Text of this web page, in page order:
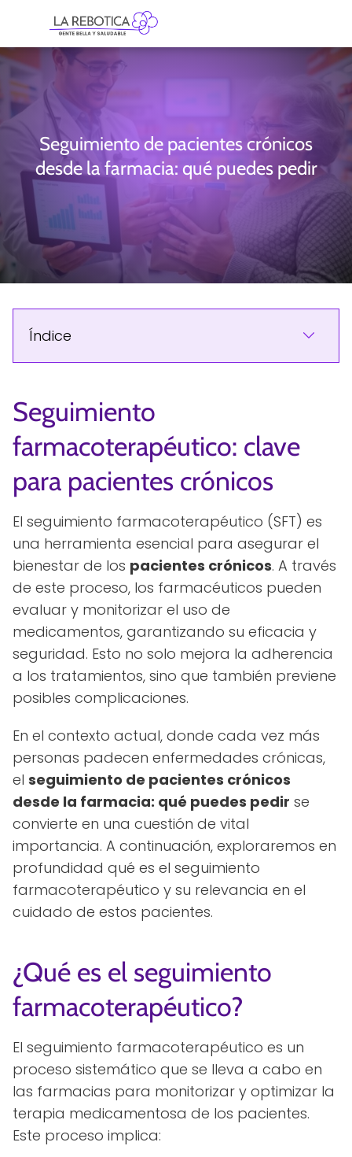
Seguimiento de pacientes crónicos
desde la farmacia: qué puedes pedir
Índice
Seguimiento
farmacoterapéutico: clave
para pacientes crónicos
El seguimiento farmacoterapéutico (SFT) es
una herramienta esencial para asegurar el
bienestar de los pacientes crónicos. A través
de este proceso, los farmacéuticos pueden
evaluar y monitorizar el uso de
medicamentos, garantizando su eficacia y
seguridad. Esto no solo mejora la adherencia
a los tratamientos, sino que también previene
posibles complicaciones.
En el contexto actual, donde cada vez más
personas padecen enfermedades crónicas,
el seguimiento de pacientes crónicos
desde la farmacia: qué puedes pedir se
convierte en una cuestión de vital
importancia. A continuación, exploraremos en
profundidad qué es el seguimiento
farmacoterapéutico y su relevancia en el
cuidado de estos pacientes.
¿Qué es el seguimiento
farmacoterapéutico?
El seguimiento farmacoterapéutico es un
proceso sistemático que se lleva a cabo en
las farmacias para monitorizar y optimizar la
terapia medicamentosa de los pacientes.
Este proceso implica: